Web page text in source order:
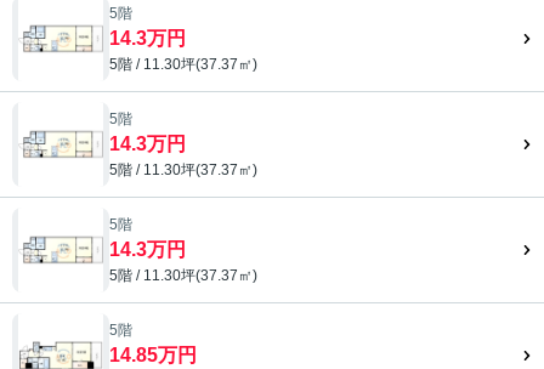
5階
14.3万円
5階 / 11.30坪(37.37㎡)
5階
14.3万円
5階 / 11.30坪(37.37㎡)
5階
14.3万円
5階 / 11.30坪(37.37㎡)
5階
14.85万円